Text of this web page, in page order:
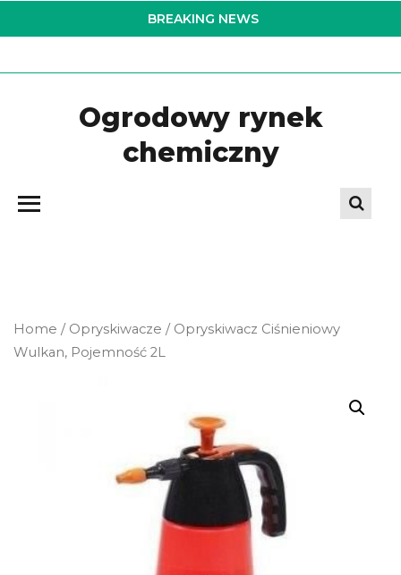
to
BREAKING NEWS
Ogrodowy rynek
chemiczny
Home / Opryskiwacze / Opryskiwacz Ciśnieniowy
Wulkan, Pojemność 2L